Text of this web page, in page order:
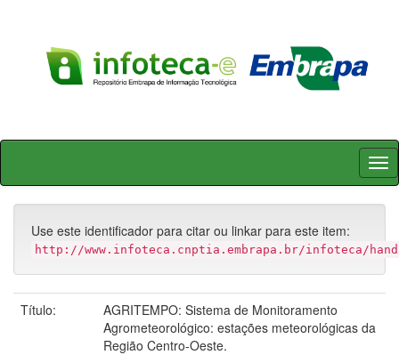
Skip
Use este identificador para citar ou linkar para este item:
http://www.infoteca.cnptia.embrapa.br/infoteca/
Título:
AGRITEMPO: Sistema de Monitoramento
Agrometeorológico: estações meteorológicas da
Região Centro-Oeste.